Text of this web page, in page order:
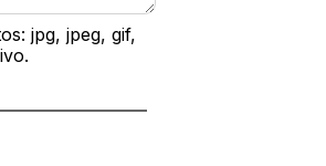
jpg, jpeg, gif,